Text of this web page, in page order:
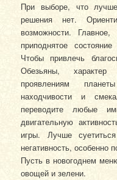
При выборе, что
решения нет.
возможности.
приподнятое
Чтобы привлечь
Обезьяны, характер
проявлениям
находчивости и
переводите любые
двигательную
игры. Лучше
негативность, особенно
Пусть в новогоднем
овощей и зелени.